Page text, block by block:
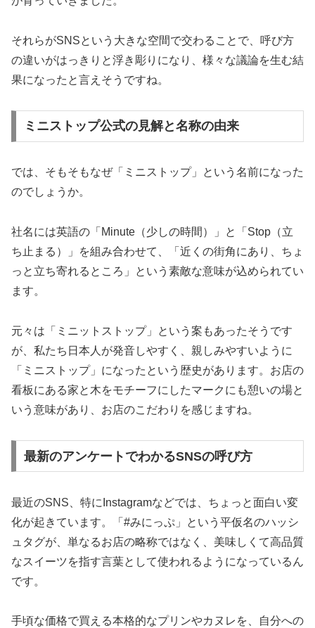
それらがSNSという大きな空間で交わることで、呼び方
の違いがはっきりと浮き彫りになり、様々な議論を生む結
果になったと言えそうですね。
ミニストップ公式の見解と名称の由来
では、そもそもなぜ「ミニストップ」という名前になった
のでしょうか。
社名には英語の「Minute（少しの時間）」と「Stop（立
ち止まる）」を組み合わせて、「近くの街角にあり、ちょ
っと立ち寄れるところ」という素敵な意味が込められてい
ます。
元々は「ミニットストップ」という案もあったそうです
が、私たち日本人が発音しやすく、親しみやすいように
「ミニストップ」になったという歴史があります。お店の
看板にある家と木をモチーフにしたマークにも憩いの場と
いう意味があり、お店のこだわりを感じますね。
最新のアンケートでわかるSNSの呼び方
最近のSNS、特にInstagramなどでは、ちょっと面白い変
化が起きています。
「#みにっぷ」という平仮名のハッシ
ュタグが、単なるお店の略称ではなく、美味しくて高品質
なスイーツを指す言葉として使われるようになっているん
です。
手頃な価格で買える本格的なプリンやカヌレを、自分への